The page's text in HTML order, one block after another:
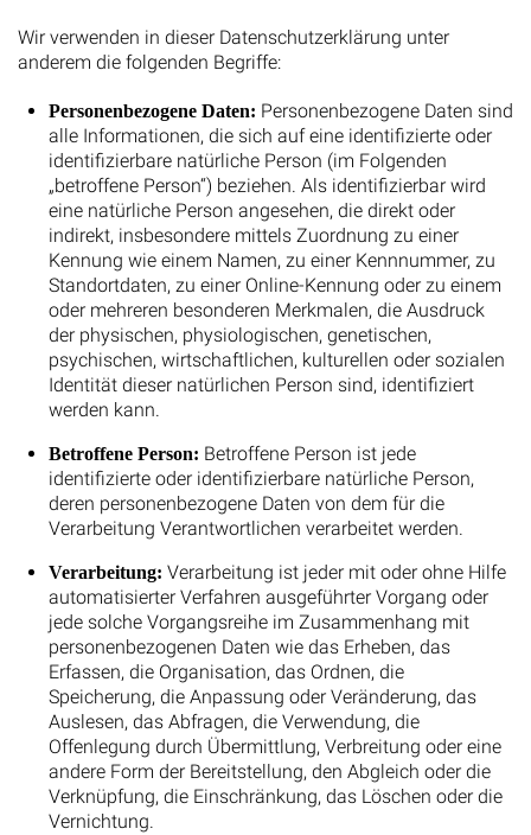
Wir verwenden in dieser Datenschutzerklärung unter
anderem die folgenden Begriffe:
Personenbezogene Daten: Personenbezogene Daten sind
alle Informationen, die sich auf eine identifizierte oder
identifizierbare natürliche Person (im Folgenden
„betroffene Person“) beziehen. Als identifizierbar wird
eine natürliche Person angesehen, die direkt oder
indirekt, insbesondere mittels Zuordnung zu einer
Kennung wie einem Namen, zu einer Kennnummer, zu
Standortdaten, zu einer Online-Kennung oder zu einem
oder mehreren besonderen Merkmalen, die Ausdruck
der physischen, physiologischen, genetischen,
psychischen, wirtschaftlichen, kulturellen oder sozialen
Identität dieser natürlichen Person sind, identifiziert
werden kann.
Betroffene Person: Betroffene Person ist jede
identifizierte oder identifizierbare natürliche Person,
deren personenbezogene Daten von dem für die
Verarbeitung Verantwortlichen verarbeitet werden.
Verarbeitung: Verarbeitung ist jeder mit oder ohne Hilfe
automatisierter Verfahren ausgeführter Vorgang oder
jede solche Vorgangsreihe im Zusammenhang mit
personenbezogenen Daten wie das Erheben, das
Erfassen, die Organisation, das Ordnen, die
Speicherung, die Anpassung oder Veränderung, das
Auslesen, das Abfragen, die Verwendung, die
Offenlegung durch Übermittlung, Verbreitung oder eine
andere Form der Bereitstellung, den Abgleich oder die
Verknüpfung, die Einschränkung, das Löschen oder die
Vernichtung.